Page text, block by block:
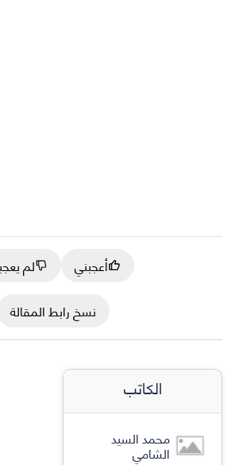
أعجبني
لم
نسخ رابط المقالة
الكاتب
محمد السيد
الشامي